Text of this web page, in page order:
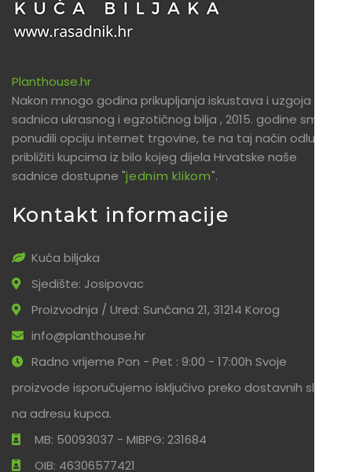
Planthouse.hr
Nakon mnogo godina prikupljanja iskustava i uzgoja
sadnica ukrasnog i egzotičnog bilja , 2015. godine smo
ponudili opciju internet trgovine, te na taj način odlučili
približiti kupcima iz bilo kojeg dijela Hrvatske naše
sadnice dostupne "jednim klikom".
Kontakt informacije
Kuća biljaka
Sjedište: Josipovac
Proizvodnja / Ured: Sunčana 21, 31214 Korog
info@planthouse.hr
Radno vrijeme Pon - Pet : 9:00 - 17:00h Svoje
proizvode isporučujemo isključivo preko dostavnih službi
na adresu kupca.
MB: 50093037 - MIBPG: 231684
OIB: 46306577421